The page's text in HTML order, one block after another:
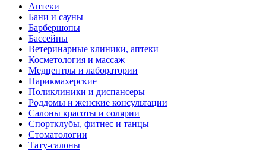
Аптеки
Бани и сауны
Барбершопы
Бассейны
Ветеринарные клиники, аптеки
Косметология и массаж
Медцентры и лаборатории
Парикмахерские
Поликлиники и диспансеры
Роддомы и женские консультации
Салоны красоты и солярии
Спортклубы, фитнес и танцы
Стоматологии
Тату-салоны